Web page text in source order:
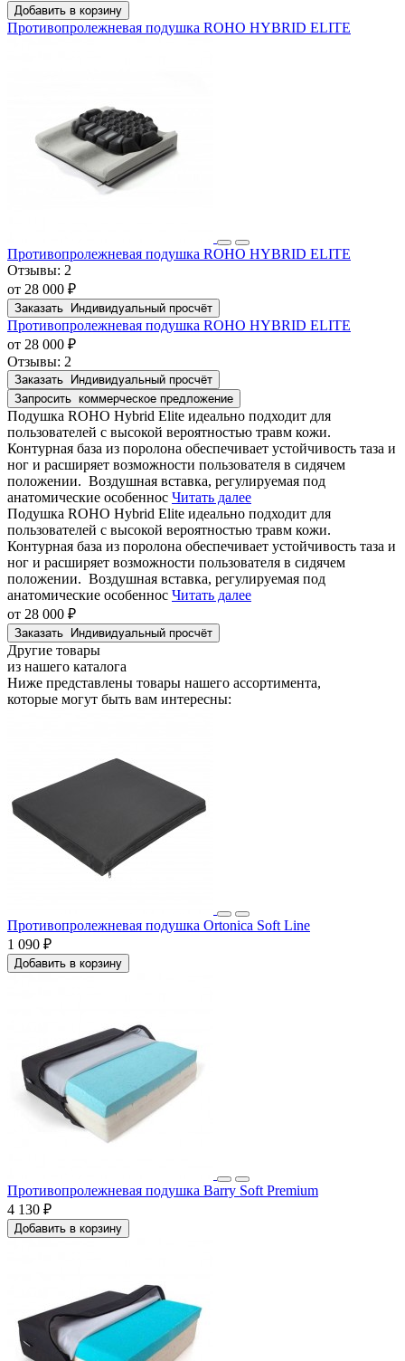
Добавить в корзину
Противопролежневая подушка ROHO HYBRID ELITE
Противопролежневая подушка ROHO HYBRID ELITE
Отзывы: 2
от 28 000 ₽
Заказать Индивидуальный просчёт
Противопролежневая подушка ROHO HYBRID ELITE
от 28 000 ₽
Отзывы: 2
Заказать
Индивидуальный просчёт
Запросить коммерческое предложение
Подушка ROHO Hybrid Elite идеально подходит для
пользователей с высокой вероятностью травм кожи.
Контурная база из поролона обеспечивает устойчивость таза и
ног и расширяет возможности пользователя в сидячем
положении. Воздушная вставка, регулируемая под
анатомические особеннос Читать далее
Подушка ROHO Hybrid Elite идеально подходит для
пользователей с высокой вероятностью травм кожи.
Контурная база из поролона обеспечивает устойчивость таза и
ног и расширяет возможности пользователя в сидячем
положении. Воздушная вставка, регулируемая под
анатомические особеннос Читать далее
от 28 000 ₽
Заказать Индивидуальный просчёт
Другие товары
из нашего каталога
Ниже представлены товары нашего ассортимента,
которые могут быть вам интересны:
Противопролежневая подушка Ortonica Soft Line
1 090 ₽
Добавить в корзину
Противопролежневая подушка Barry Soft Premium
4 130 ₽
Добавить в корзину